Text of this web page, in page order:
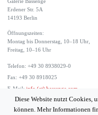
Galerie Bassenge
Erdener Str. 5A
14193 Berlin
Öffnungszeiten:
Montag bis Donnerstag, 10–18 Uhr,
Freitag, 10–16 Uhr
Telefon: +49 30 8938029-0
Fax: +49 30 8918025
E-Mail: info (at) bassenge.com
Diese Website nutzt Cookies,
können. Mehr Informationen